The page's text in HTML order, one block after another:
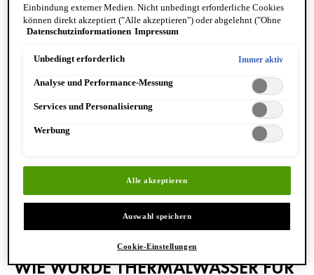
stärken.1Als pflegender Wirkstoff in der Hautpflege ist das
vulkanische Wasser aus Vichy ebenfalls vielseitig einsetzbar,
denn es ist für alle Hauttypen und jedes Alter geeignet.
Thermalwasser...
stärkt die natürliche Hautschutzbarriere und somit ihre
Widerstandskraft,
fördert die Regenerationsfähigkeit der Haut,
kann vor oxidativem Stress durch freie Radikale schützen und
wirkt hautberuhigend.
Thermalwasser kann für das Gesicht, den Körper und die Haare
WIE WURDE THERMALWASSER FÜR
Einbindung externer Medien. Nicht unbedingt erforderliche Cookies
können direkt akzeptiert ("Alle akzeptieren") oder abgelehnt ("Ohne
Einwilligung fortfahren") werden. Individuelle Anpassungen der
speichern"). Die Auswahl kann jederzeit unter dem Link "Cookie-
Datenschutzinformationen.
Datenschutzinformationen Impressum
Unbedingt erforderlich Immer aktiv
Analyse und Performance-Messung
Services und Personalisierung
Werbung
Alle akzeptieren
Auswahl speichern
Cookie-Einstellungen